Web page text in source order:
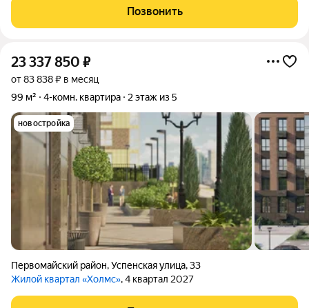
40Б, расположенная на 1 этаже кирпичного дома. Дом 1982
года постройки.
Позвонить
23 337 850 ₽
от 83 838 ₽ в месяц
99 м²
4-комн. квартира 2 этаж из 5
новостройка
Первомайский район,Успенская улица,33
Жилой квартал «Холмс», 4 квартал 2027